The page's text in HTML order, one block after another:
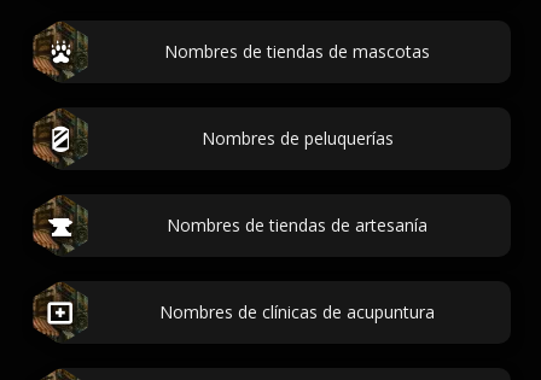
Nombres de tiendas de mascotas
Nombres de peluquerías
Nombres de tiendas de artesanía
Nombres de clínicas de acupuntura